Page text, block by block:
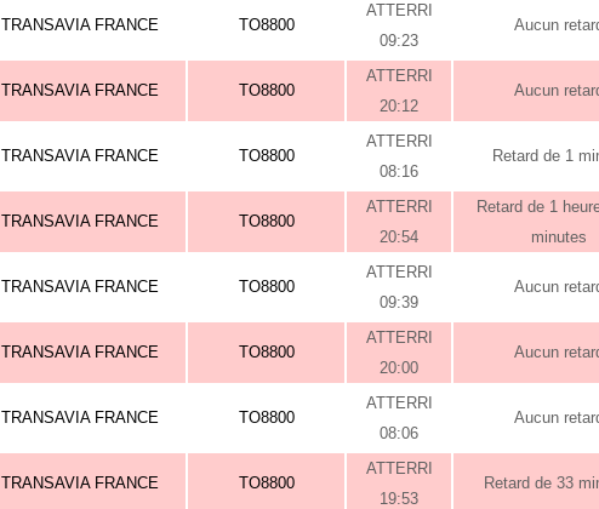
TRANSAVIA FRANCE TO8800
ATTERRI
09:23
Aucun
TRANSAVIA FRANCE TO8800
ATTERRI
20:12
Aucun
TRANSAVIA FRANCE TO8800
ATTERRI
08:16
Retard de 1
TRANSAVIA FRANCE TO8800
ATTERRI
20:54
Retard de 1
minutes
TRANSAVIA FRANCE TO8800
ATTERRI
09:39
Aucun
TRANSAVIA FRANCE TO8800
ATTERRI
20:00
Aucun
TRANSAVIA FRANCE TO8800
ATTERRI
08:06
Aucun
TRANSAVIA FRANCE TO8800
ATTERRI
19:53
Retard de 33